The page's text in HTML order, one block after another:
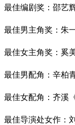
最佳编剧奖：邵艺
最佳男主角奖：朱
最佳女主角奖：奚
最佳男配角：辛柏
最佳女配角：齐溪
最佳导演处女作：